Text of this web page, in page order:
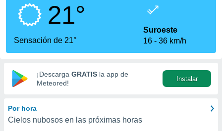
calidad.
a este
las
y
digital
basada
21°
Sensación de 21°
Suroeste
16
36 km/h
¡Descarga GRATIS la app de
Meteored!
Instalar
Por hora
Cielos nubosos en las próximas horas